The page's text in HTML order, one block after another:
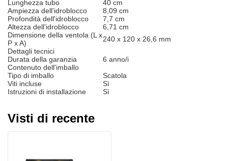
Lunghezza tubo
40 cm
Ampiezza dell'idroblocco
8,09 cm
Profondità dell'idroblocco
7,7 cm
Altezza dell'idroblocco
6,71 cm
Dimensione della ventola (L x
P x A)
240 x 120 x 26,6 mm
Dettagli tecnici
Durata della garanzia
6 anno/i
Contenuto dell'imballo
Tipo di imballo
Scatola
Viti incluse
Sì
Istruzioni di installazione
Sì
Visti di recente